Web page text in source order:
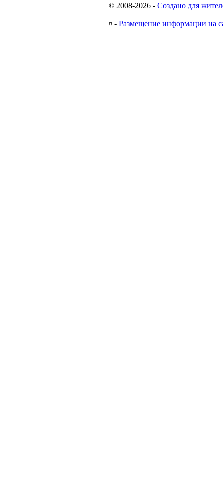
© 2008-2026 - Создано для
¤ - Размещение информации на